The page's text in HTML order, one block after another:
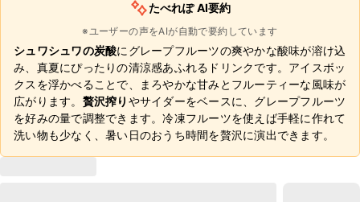
たべれぽ AI要約
※ユーザーの声をAIが自動で要約しています
シュワシュワの炭酸にグレープフルーツの爽やかな酸味が溶け込
み、真夏にぴったりの清涼感あふれるドリンクです。アイスボッ
クスを浮かべることで、まろやかな甘みとフルーティーな風味が
広がります。 贅沢搾り やサイダーをベースに、グレープフルーツ
を好みの量で調整できます。冷凍フルーツを使えば手軽に作れて
洗い物も少なく、暑い日のおうち時間を贅沢に演出できます。